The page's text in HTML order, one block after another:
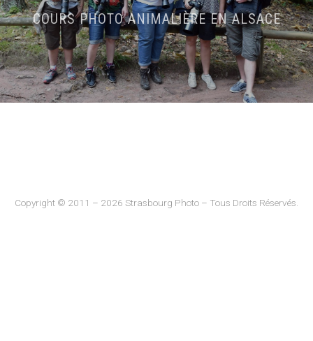
COURS PHOTO ANIMALIÈRE EN ALSACE
Copyright © 2011 – 2026 Strasbourg Photo – Tous Droits Réservés.